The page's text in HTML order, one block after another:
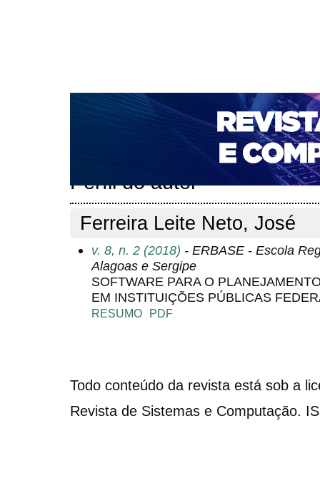
CAPA SOBRE ACESSO CADASTRO
NOTÍCIAS
PORTAL DE REVISTAS DA UNIFACS
PARA AVALIADORES
NOVA SUBMISSÃO
Perfil do autor
Ferreira Leite Neto, José
v. 8, n. 2 (2018) - ERBASE - Escola
Alagoas e Sergipe
SOFTWARE PARA O
EM INSTITUIÇÕES PÚBLICAS
RESUMO PDF
Todo conteúdo da revista está sob a
Revista de Sistemas e Computação.